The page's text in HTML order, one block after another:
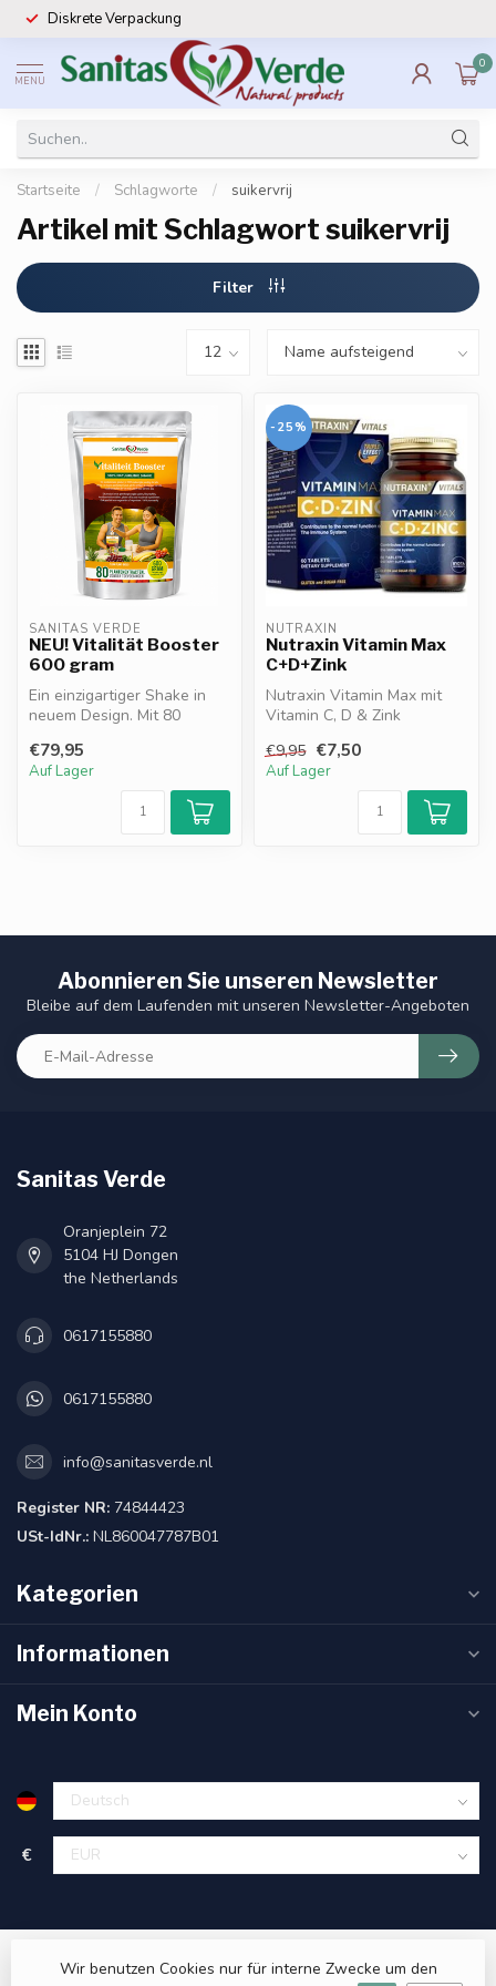
Diskrete Verpackung
MENU
0
Startseite / Schlagworte / suikervrij
Artikel mit Schlagwort suikervrij
Filter
SANITAS VERDE
NEU! Vitalität Booster
600 gram
Ein einzigartiger Shake in
neuem Design. Mit 80
Inhaltss...
€79,95
Auf Lager
-25%
NUTRAXIN
Nutraxin Vitamin Max
C+D+Zink
Nutraxin Vitamin Max mit
Vitamin C, D & Zink
Immunsystem und sch...
€9,95 €7,50
Auf Lager
Abonnieren Sie unseren Newsletter
Bleibe auf dem Laufenden mit unseren Newsletter-Angeboten
Sanitas Verde
Oranjeplein 72
5104 HJ Dongen
the Netherlands
0617155880
0617155880
info@sanitasverde.nl
Register NR: 74844423
USt-IdNr.: NL860047787B01
Kategorien
Informationen
Mein Konto
€
Wir benutzen Cookies nur für interne Zwecke um den